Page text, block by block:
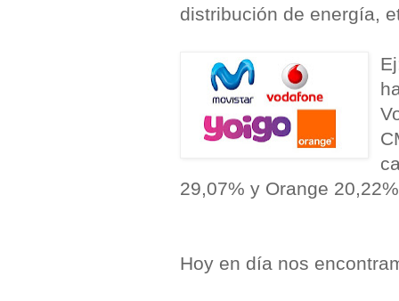
distribución de energía,
29,07% y Orange
Hoy en día nos